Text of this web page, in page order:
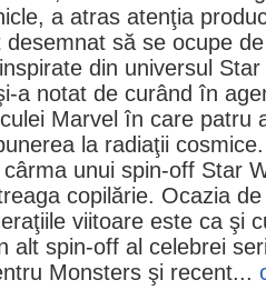
, a atras atenţia
desemnat să se ocupe
inspirate din universul
a notat de curând în
Marvel în care patru
la radiaţii
unui spin-off Star
copilărie. Ocazia
viitoare este ca şi
alt spin-off al celebrei
Monsters şi recent...